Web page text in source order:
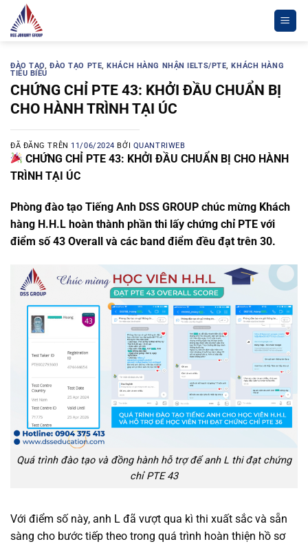
Chuyển
đến
dungĐÀO TẠO,ĐÀO TẠO PTE,KHÁCH HÀNG NHẬN IELTS/PTE,KHÁCH HÀNG
TIÊU BIỂU
CHỨNG CHỈ PTE 43: KHỞI ĐẦU CHUẨN BỊ
CHO HÀNH TRÌNH TẠI ÚC
ĐÃ ĐĂNG TRÊN 11/06/2024 BỞI QUANTRIWEB
CHỨNG CHỈ PTE 43: KHỞI ĐẦU CHUẨN BỊ CHO HÀNH
TRÌNH TẠI ÚC
Phòng đào tạo Tiếng Anh DSS GROUP chúc mừng Khách
hàng H.H.L hoàn thành phần thi lấy chứng chỉ PTE với
điểm số 43 Overall và các band điểm đều đạt trên 30.
Quá trình đào tạo và đồng hành hỗ trợ để anh L thi đạt chứng
chỉ PTE 43
Với điểm số này, anh L đã vượt qua kì thi xuất sắc và sẵn
sàng cho bước tiếp theo trong quá trình hoàn thiện hồ sơ